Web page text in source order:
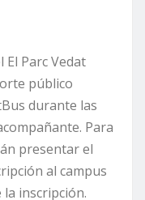
Parc Vedat
público
durante las
Para
presentar el
al campus
inscripción.